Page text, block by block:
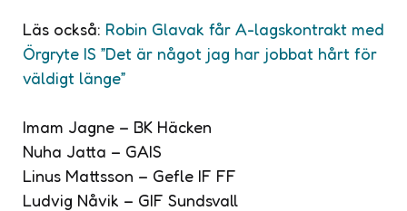
Läs också: Robin Glavak får A-lagskontrakt med
Örgryte IS ”Det är något jag har jobbat hårt för
väldigt länge”
Imam Jagne – BK Häcken
Nuha Jatta – GAIS
Linus Mattsson – Gefle IF FF
Ludvig Nåvik – GIF Sundsvall